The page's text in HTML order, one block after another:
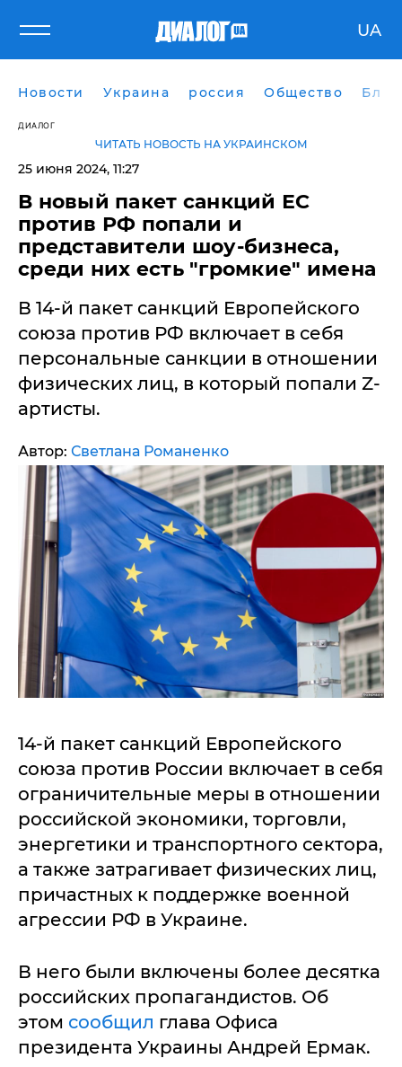
UA
Новости Украина россия Общество
ДИАЛОГ
ЧИТАТЬ НОВОСТЬ НА УКРАИНСКОМ
25 июня 2024, 11:27
В новый пакет санкций ЕС
против РФ попали и
представители шоу-бизнеса,
среди них есть "громкие" имена
В 14-й пакет санкций Европейского
союза против РФ включает в себя
персональные санкции в отношении
физических лиц, в который попали Z-
артисты.
Автор: Светлана Романенко
14-й пакет санкций Европейского
союза против России включает в себя
ограничительные меры в отношении
российской экономики, торговли,
энергетики и транспортного сектора,
а также затрагивает физических лиц,
причастных к поддержке военной
агрессии РФ в Украине.
В него были включены более десятка
российских пропагандистов. Об
этом сообщил глава Офиса
президента Украины Андрей Ермак.